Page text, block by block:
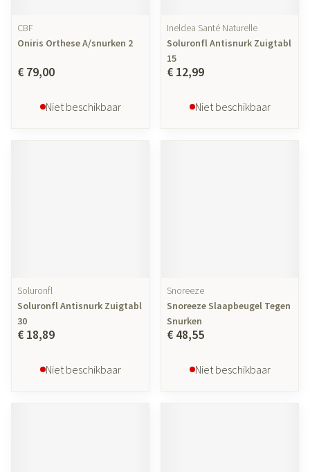
CBF
Oniris Orthese A/snurken 2
€ 79,00
Niet beschikbaar
Ineldea Santé Naturelle
Soluronfl Antisnurk Zuigtabl
15
€ 12,99
Niet beschikbaar
Soluronfl
Soluronfl Antisnurk Zuigtabl
30
€ 18,89
Niet beschikbaar
Snoreeze
Snoreeze Slaapbeugel Tegen
Snurken
€ 48,55
Niet beschikbaar